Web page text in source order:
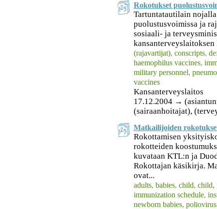
Rokotukset
Tartuntatautilain
puolustusvoimissa ja
sosiaali- ja
kansanterveyslaitoksen
(rajavartijat), conscripts,
haemophilus vaccines,
military personnel,
vaccines
Kansanterveyslaitos
17.12.2004 →
(sairaanhoitajat),
Matkailijoiden
Rokottamisen
rokotteiden
kuvataan KTL:n ja
Rokottajan käsikirja.
ovat...
adults, babies, child, child,
immunization schedule,
newborn babies,